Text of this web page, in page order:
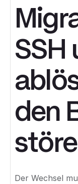
SSH
den
Der Wechsel